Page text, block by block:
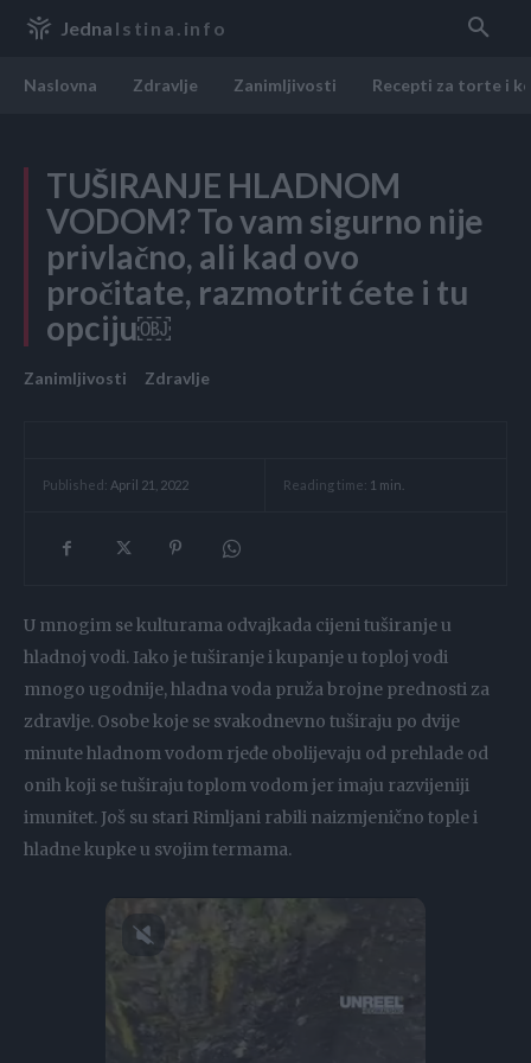
Jedna Istina.info
Naslovna Zdravlje Zanimljivosti Recepti za torte i
TUŠIRANJE HLADNOM
VODOM? To vam sigurno nije
privlačno, ali kad ovo
pročitate, razmotrit ćete i tu
opciju￼
Zanimljivosti Zdravlje
Published: April 21, 2022 Reading time: 1 min.
U mnogim se kulturama odvajkada cijeni tuširanje u
hladnoj vodi. Iako je tuširanje i kupanje u toploj vodi
mnogo ugodnije, hladna voda pruža brojne prednosti za
zdravlje. Osobe koje se svakodnevno tuširaju po dvije
minute hladnom vodom rjeđe obolijevaju od prehlade od
onih koji se tuširaju toplom vodom jer imaju razvijeniji
imunitet. Još su stari Rimljani rabili naizmjenično tople i
hladne kupke u svojim termama.